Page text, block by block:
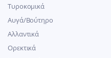
Τυροκομικά
Αυγά/Βούτηρο
Αλλαντικά
Ορεκτικά